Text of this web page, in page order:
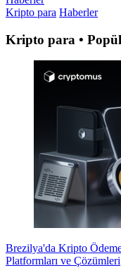
Kripto para Haberler
Kripto para •
Brezilya'da Kripto
Platformları ve Çözümleri